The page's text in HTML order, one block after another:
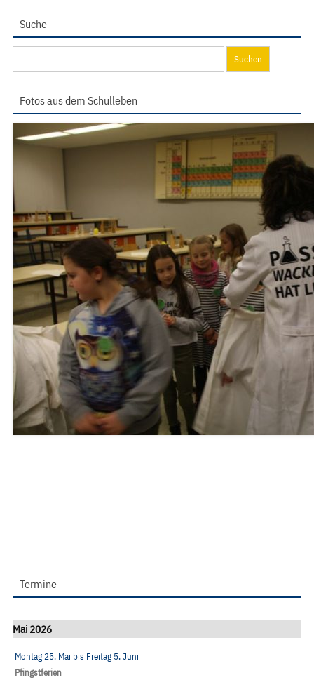
Suche
nach:
Fotos aus dem Schulleben
Termine
Mai 2026
Montag 25. Mai bis Freitag 5. Juni
Pfingstferien